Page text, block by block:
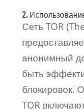
2. Использование
Сеть TOR
анонимный
быть
блокировок.
TOR